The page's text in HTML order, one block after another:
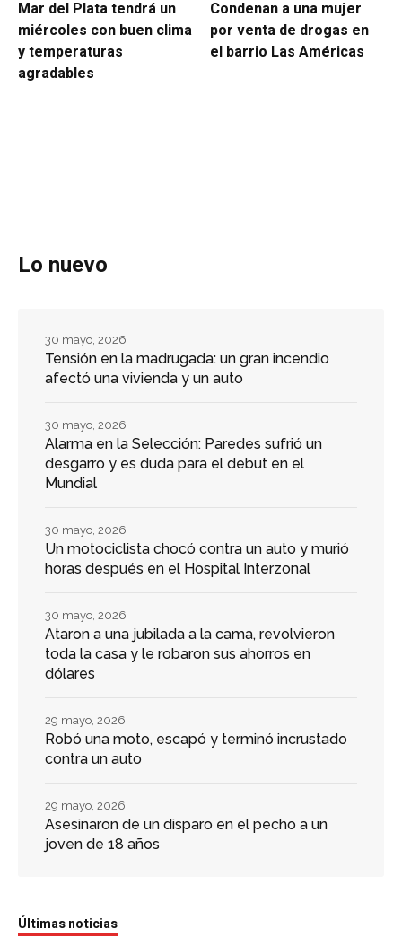
Mar del Plata tendrá un
miércoles con buen clima
y temperaturas
agradables
Condenan a una mujer
por venta de drogas en
el barrio Las Américas
Lo nuevo
Tensión en la madrugada: un gran incendio
afectó una vivienda y un auto
30 mayo, 2026
Alarma en la Selección: Paredes sufrió un
desgarro y es duda para el debut en el
Mundial
30 mayo, 2026
Un motociclista chocó contra un auto y murió
horas después en el Hospital Interzonal
30 mayo, 2026
Ataron a una jubilada a la cama, revolvieron
toda la casa y le robaron sus ahorros en
dólares
30 mayo, 2026
Robó una moto, escapó y terminó incrustado
contra un auto
29 mayo, 2026
Asesinaron de un disparo en el pecho a un
joven de 18 años
29 mayo, 2026
Últimas noticias